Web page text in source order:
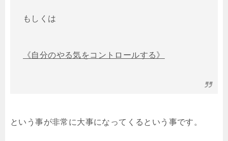
もしくは
《自分のやる気をコントロールする》
という事が非常に大事になってくるという事です。